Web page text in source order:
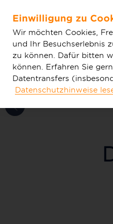
Zum Hauptinhalt
Tarife & Produkte
die
Einwilligung zu
Wir möchten Cookies,
und Ihr Besuchserlebnis
zu können. Dafür bitten
können. Erfahren Sie
Datentransfers
Datenschutzhinweise